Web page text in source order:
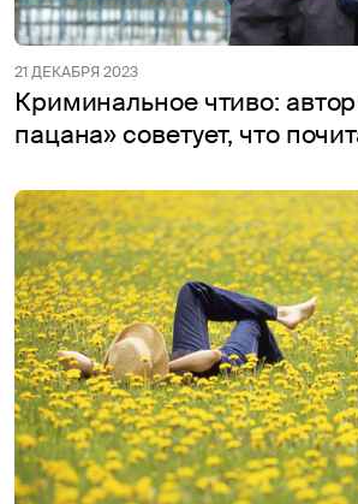
21 ДЕКАБРЯ 2023
Криминальное чтиво:
пацана» советует, что